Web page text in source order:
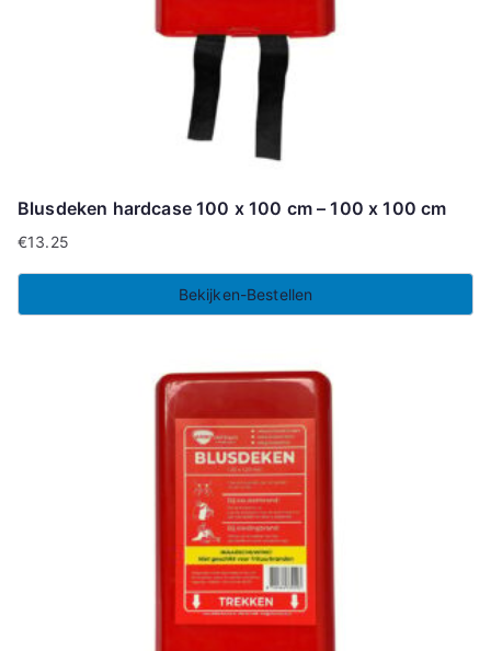
Blusdeken hardcase 100 x 100 cm – 100 x 100 cm
€13.25
Bekijken-Bestellen